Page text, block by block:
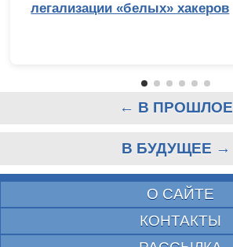
легализации «белых» хакеров
← В ПРОШЛОЕ
В БУДУЩЕЕ →
О САЙТЕ
КОНТАКТЫ